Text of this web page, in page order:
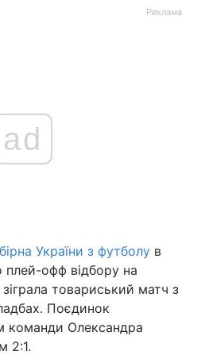
Війна
Політика
Світ
Реклама
ad
України з футболу в
плей-офф відбору на
товариський матч з
Поєдинок
команди Олександра
2:1.